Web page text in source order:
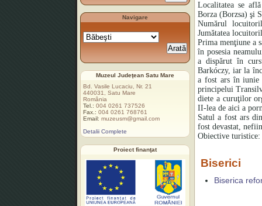
Localitatea se
Borza (Borzsa) şi
Numărul
Jumătatea
Prima menţiune a
în posesia
a dispărut în
Barkóczy, iar la
a fost ars în iunie
principelui
diete a curuţilor
II-lea de aici a
Satul a fost ars
fost devastat,
Obiective
Biserici
Biserica
Navigare
Muzeul Judeţean Satu Mare
Bd. Vasile Lucaciu, Nr. 21
440031, Satu Mare
România
Tel.: 004 0261 737526
Fax.: 004 0261 768761
Email: muzeusm@gmail.com
Detalii Complete
Proiect finanţat